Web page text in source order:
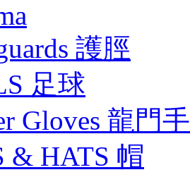
護脛
足球
Gloves 龍門
& HATS 帽